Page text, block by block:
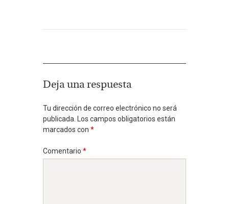
Deja una respuesta
Tu dirección de correo electrónico no será
publicada.
Los campos obligatorios están
marcados con *
Comentario *